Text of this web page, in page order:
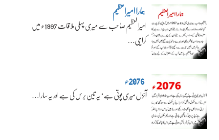
ہمارا امیرالعظیم
امیرالعظیم صاحب سے میری پہلی ملاقات 1997ء میں
کراچی…
2076ء
آئزل میری پوتی ہے‘ یہ تین برس کی ہے اور یہ سارا…